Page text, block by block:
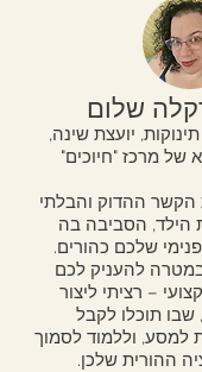
שלום
יועצת שינה,
של מרכז "חיוכים"
הקשר ההדוק והבלתי
הילד, הסביבה בה
שלכם כהורים.
להעניק לכם
– רציתי ליצור
שבו תוכלו לקבל
למסע, וללמוד לסמוך
ההורית שלכן.